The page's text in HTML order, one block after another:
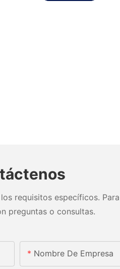
requisitos específicos.
preguntas o consultas.
Nombre De Empresa